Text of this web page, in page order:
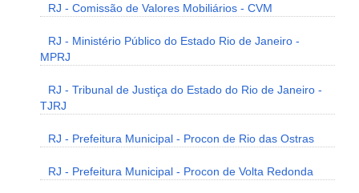
RJ - Comissão de Valores Mobiliários - CVM
RJ - Ministério Público do Estado Rio de Janeiro -
MPRJ
RJ - Tribunal de Justiça do Estado do Rio de Janeiro -
TJRJ
RJ - Prefeitura Municipal - Procon de Rio das Ostras
RJ - Prefeitura Municipal - Procon de Volta Redonda